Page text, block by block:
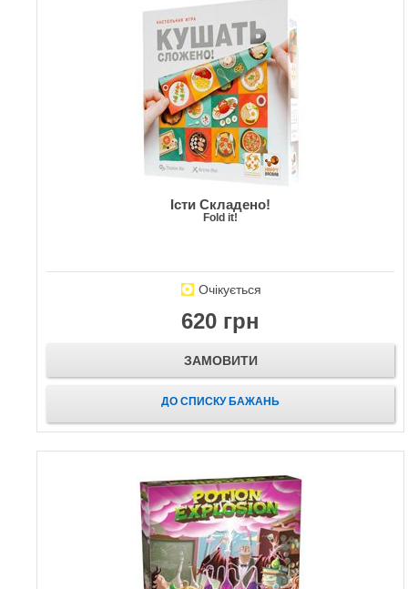
Їсти Складено!
Fold it!
Очікується
620 грн
ЗАМОВИТИ
ДО СПИСКУ БАЖАНЬ